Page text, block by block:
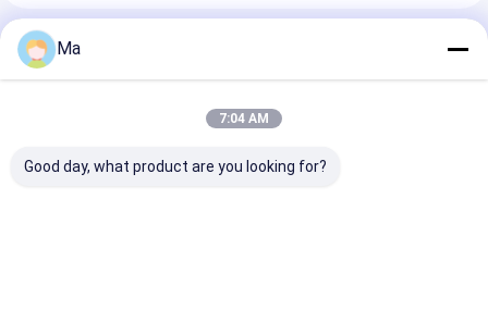
Geadviseerde Producten
Ma
7:04 AM
Good day, what product are you looking for?